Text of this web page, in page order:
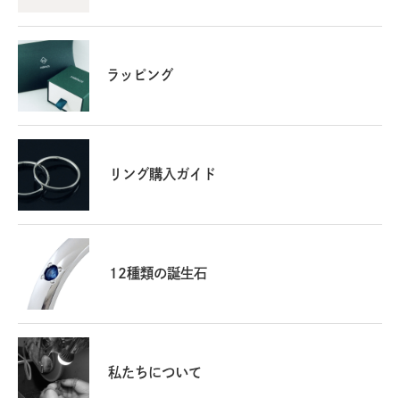
ラッピング
リング購入ガイド
12種類の誕生石
私たちについて